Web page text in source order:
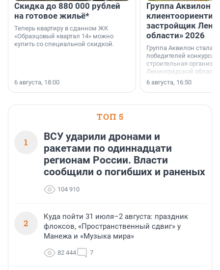
Скидка до 880 000 рублей
на готовое жильё*
Теперь квартиру в сданном ЖК
«Образцовый квартал 14» можно
купить со специальной скидкой.
6 августа, 18:00
Группа Аквилон
застройщик
области» 2026
Группа Аквилон стала
победителей конкурса
строительная
Ленинградской области
номинации «Самый
застройщик
6 августа, 16:50
ТОП 5
1
ВСУ ударили дронами и
ракетами по одиннадцати
регионам России. Власти
сообщили о погибших и раненых
104 910
2
Куда пойти 31 июля–2 августа: праздник
флоксов, «Пространственный сдвиг» у
Манежа и «Музыка мира»
82 444 7